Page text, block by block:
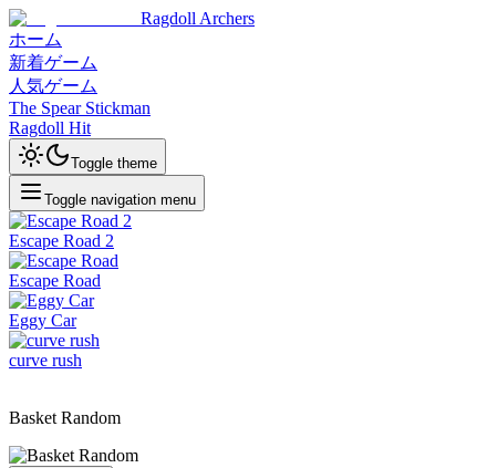
Ragdoll Archers
ホーム
新着ゲーム
人気ゲーム
The Spear Stickman
Ragdoll Hit
Toggle theme
Toggle navigation menu
Escape Road 2
Escape Road
Eggy Car
curve rush
Basket Random